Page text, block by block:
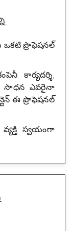
ఒకటి ప్రొఫెషనల్
కార్యదర్శి,
సాధన ఎవరైనా
ఈ ప్రొఫెషనల్
వ్యక్తి స్వయంగా